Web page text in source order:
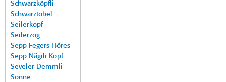
Schwarzköpfli
Schwarztobel
Seilerkopf
Seilerzog
Sepp Fegers Höres
Sepp Nägili Kopf
Seveler Demmli
Sonne